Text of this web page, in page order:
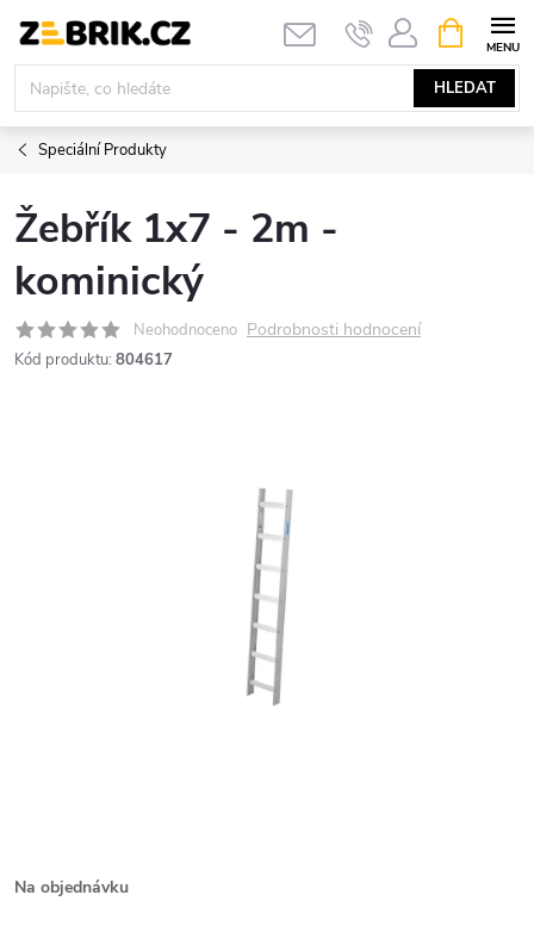
obsah
HLEDAT
NÁKUPNÍ
KOŠÍK
Speciální Produkty
Žebřík 1x7 - 2m -
kominický
Neohodnoceno Podrobnosti hodnocení
Kód produktu: 804617
Na objednávku